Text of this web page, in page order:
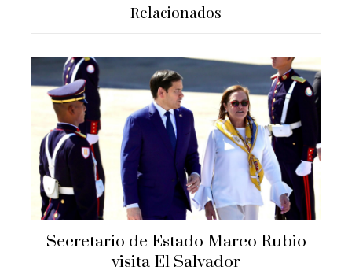
Relacionados
Secretario de Estado Marco Rubio
visita El Salvador